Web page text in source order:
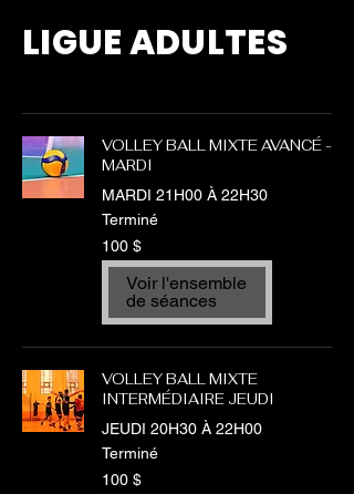
LIGUE ADULTES
VOLLEY BALL MIXTE AVANCÉ -
MARDI
MARDI 21H00 À 22H30
Terminé
100 dollars
canadiens
100 $
Voir l'ensemble
de séances
VOLLEY BALL MIXTE
INTERMÉDIAIRE JEUDI
JEUDI 20H30 À 22H00
Terminé
100 dollars
canadiens
100 $